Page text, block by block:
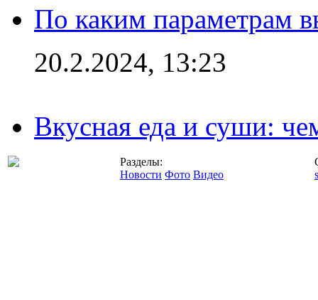
По каким параметрам
20.2.2024, 13:23
Вкусная еда и суши:
Разделы:
Новости Фото Видео